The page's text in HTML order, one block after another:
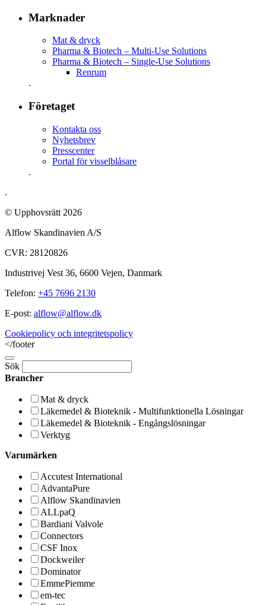
Marknader
Mat & dryck
Pharma & Biotech – Multi-Use Solutions
Pharma & Biotech – Single-Use Solutions
Renrum
.
Företaget
Kontakta oss
Nyhetsbrev
Presscenter
Portal för visselblåsare
.
.
© Upphovsrätt 2026
Alflow Skandinavien A/S
CVR: 28120826
Industrivej Vest 36, 6600 Vejen, Danmark
Telefon: +45 7696 2130
E-post: alflow@alflow.dk
Cookiepolicy och integritetspolicy
</footer
Sök
Brancher
Mat & dryck
Läkemedel & Bioteknik - Multifunktionella Lösningar
Läkemedel & Bioteknik - Engångslösningar
Verktyg
Varumärken
Accutest International
AdvantaPure
Alflow Skandinavien
ALLpaQ
Bardiani Valvole
Connectors
CSF Inox
Dockweiler
Dominator
EmmePiemme
em-tec